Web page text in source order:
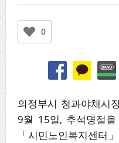
0
의정부시 청과야채시
9월 15일, 추석명절
「시민노인복지센터